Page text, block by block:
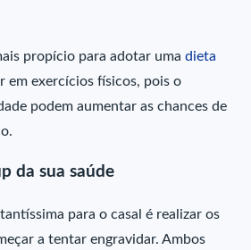
propício para adotar umadieta
em exercícios físicos, pois o
podem aumentar as chances de
da sua saúde
para o casal é realizar os
a tentar engravidar. Ambos